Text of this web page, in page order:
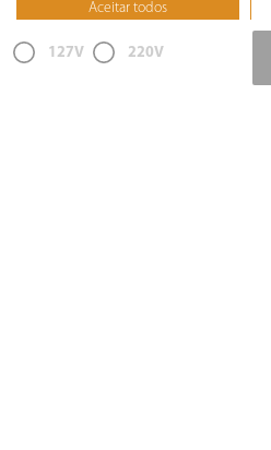
127V 220V
Aceitar todos
Não, ajustar